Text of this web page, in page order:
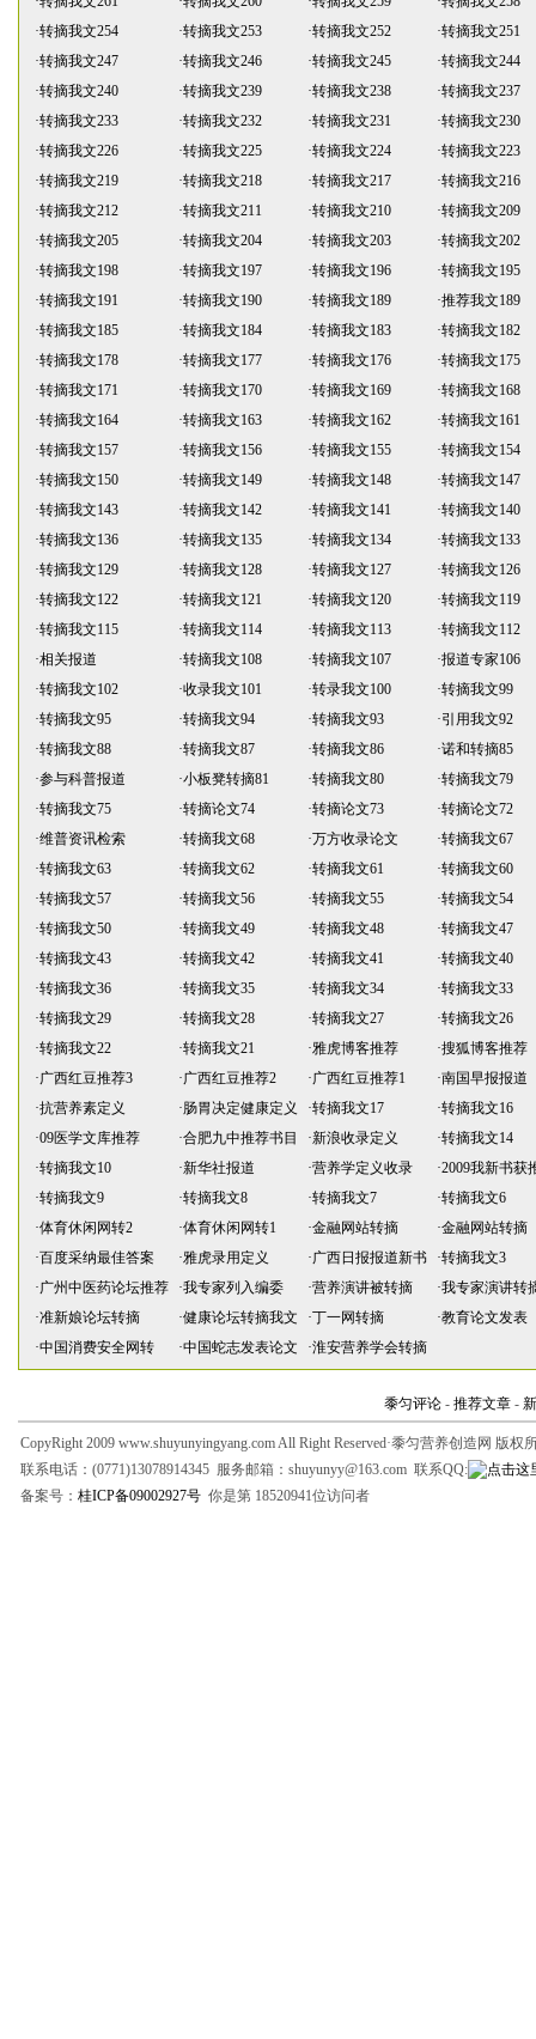
·转摘我文254 ·转摘我文253 ·转摘我文252 ·转摘我文251
·转摘我文247 ·转摘我文246 ·转摘我文245 ·转摘我文244
·转摘我文240 ·转摘我文239 ·转摘我文238 ·转摘我文237
·转摘我文233 ·转摘我文232 ·转摘我文231 ·转摘我文230
·转摘我文226 ·转摘我文225 ·转摘我文224 ·转摘我文223
·转摘我文219 ·转摘我文218 ·转摘我文217 ·转摘我文216
·转摘我文212 ·转摘我文211 ·转摘我文210 ·转摘我文209
·转摘我文205 ·转摘我文204 ·转摘我文203 ·转摘我文202
·转摘我文198 ·转摘我文197 ·转摘我文196 ·转摘我文195
·转摘我文191 ·转摘我文190 ·转摘我文189 ·推荐我文189
·转摘我文185 ·转摘我文184 ·转摘我文183 ·转摘我文182
·转摘我文178 ·转摘我文177 ·转摘我文176 ·转摘我文175
·转摘我文171 ·转摘我文170 ·转摘我文169 ·转摘我文168
·转摘我文164 ·转摘我文163 ·转摘我文162 ·转摘我文161
·转摘我文157 ·转摘我文156 ·转摘我文155 ·转摘我文154
·转摘我文150 ·转摘我文149 ·转摘我文148 ·转摘我文147
·转摘我文143 ·转摘我文142 ·转摘我文141 ·转摘我文140
·转摘我文136 ·转摘我文135 ·转摘我文134 ·转摘我文133
·转摘我文129 ·转摘我文128 ·转摘我文127 ·转摘我文126
·转摘我文122 ·转摘我文121 ·转摘我文120 ·转摘我文119
·转摘我文115 ·转摘我文114 ·转摘我文113 ·转摘我文112
·相关报道 ·转摘我文108 ·转摘我文107 ·报道专家106
·转摘我文102 ·收录我文101 ·转录我文100 ·转摘我文99
·转摘我文95 ·转摘我文94 ·转摘我文93 ·引用我文92
·转摘我文88 ·转摘我文87 ·转摘我文86 ·诺和转摘85
·参与科普报道 ·小板凳转摘81 ·转摘我文80 ·转摘我文79
·转摘我文75 ·转摘论文74 ·转摘论文73 ·转摘论文72
·维普资讯检索 ·转摘我文68 ·万方收录论文 ·转摘我文67
·转摘我文63 ·转摘我文62 ·转摘我文61 ·转摘我文60
·转摘我文57 ·转摘我文56 ·转摘我文55 ·转摘我文54
·转摘我文50 ·转摘我文49 ·转摘我文48 ·转摘我文47
·转摘我文43 ·转摘我文42 ·转摘我文41 ·转摘我文40
·转摘我文36 ·转摘我文35 ·转摘我文34 ·转摘我文33
·转摘我文29 ·转摘我文28 ·转摘我文27 ·转摘我文26
·转摘我文22 ·转摘我文21 ·雅虎博客推荐 ·搜狐博客推荐
·广西红豆推荐3 ·广西红豆推荐2 ·广西红豆推荐1 ·南国早报报道
·抗营养素定义 ·肠胃决定健康定义 ·转摘我文17 ·转摘我文16
·09医学文库推荐 ·合肥九中推荐书目 ·新浪收录定义 ·转摘我文14
·转摘我文10 ·新华社报道 ·营养学定义收录 ·2009我新书获
·转摘我文9 ·转摘我文8 ·转摘我文7 ·转摘我文6
·体育休闲网转2 ·体育休闲网转1 ·金融网站转摘 ·金融网站转摘
·百度采纳最佳答案 ·雅虎录用定义 ·广西日报报道新书 ·转摘我文3
·广州中医药论坛推荐 ·我专家列入编委 ·营养演讲被转摘 ·我专家演讲转
·准新娘论坛转摘 ·健康论坛转摘我文 ·丁一网转摘 ·教育论文发表
·中国消费安全网转 ·中国蛇志发表论文 ·淮安营养学会转摘
黍匀评论 - 推荐文章 -
CopyRight 2009 www.shuyunyingyang.com All Right Reserved·黍匀营养创造网 版权
联系电话：(0771)13078914345 服务邮箱：shuyunyy@163.com 联系QQ:
备案号： 桂ICP备09002927号 你是第 18520941位访问者